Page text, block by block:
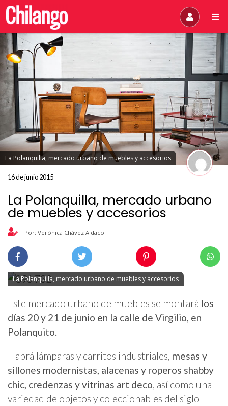
La Polanquilla, mercado urbano de muebles y accesorios
16 de junio 2015
La Polanquilla, mercado urbano
de muebles y accesorios
Por: Verónica Chávez Aldaco
La Polanquilla, mercado urbano de muebles y accesorios
Este mercado urbano de muebles se montará los
días 20 y 21 de junio en la calle de Virgilio, en
Polanquito.
Habrá lámparas y carritos industriales, mesas y
sillones modernistas, alacenas y roperos shabby
chic, credenzas y vitrinas art deco, así como una
variedad de objetos y coleccionables del siglo